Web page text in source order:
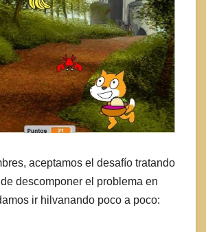
aceptamos el desafío tratando
descomponer el problema en
ir hilvanando poco a poco: